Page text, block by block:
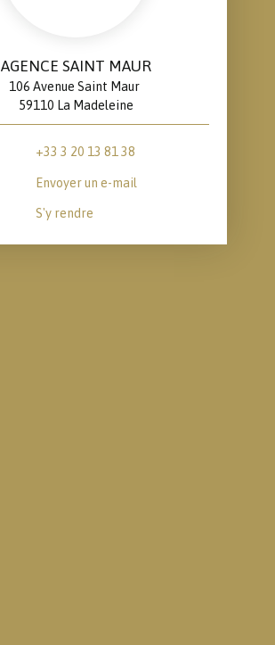
AGENCE SAINT MAUR
106 Avenue Saint Maur
59110 La Madeleine
+33 3 20 13 81 38
Envoyer un e-mail
S'y rendre